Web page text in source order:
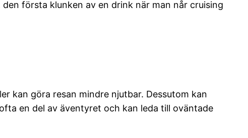
första klunken av en drink när man når cruising
kan göra resan mindre njutbar. Dessutom kan
en del av äventyret och kan leda till oväntade